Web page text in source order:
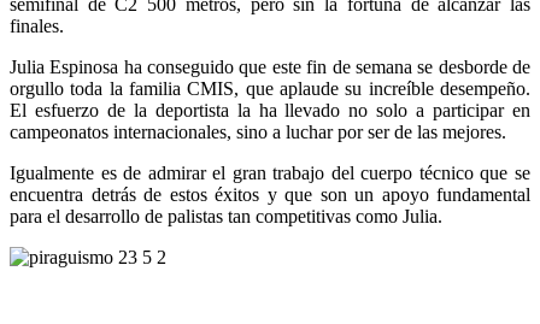
finales.
Julia Espinosa ha conseguido que este fin de semana se desborde de
orgullo toda la familia CMIS, que aplaude su increíble desempeño.
El esfuerzo de la deportista la ha llevado no solo a participar en
campeonatos internacionales, sino a luchar por ser de las mejores.
Igualmente es de admirar el gran trabajo del cuerpo técnico que se
encuentra detrás de estos éxitos y que son un apoyo fundamental
para el desarrollo de palistas tan competitivas como Julia.